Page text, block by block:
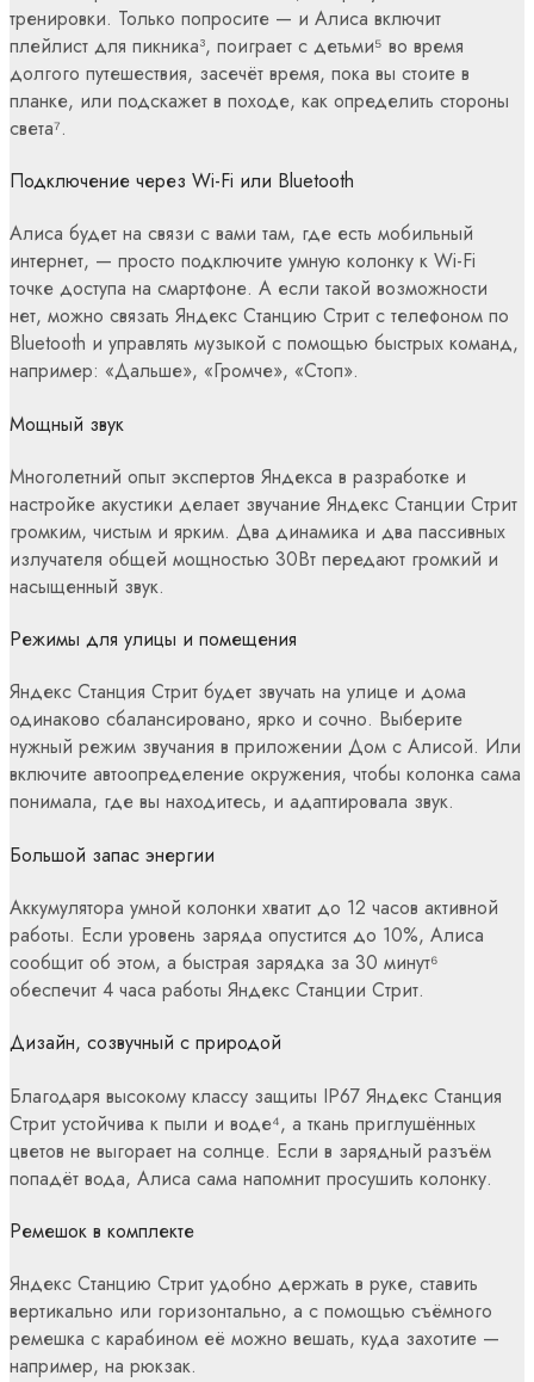
тренировки. Только попросите — и Алиса включит
плейлист для пикника³, поиграет с детьми⁵ во время
долгого путешествия, засечёт время, пока вы стоите в
планке, или подскажет в походе, как определить стороны
света⁷.
Подключение через Wi-Fi или Bluetooth
Алиса будет на связи с вами там, где есть мобильный
интернет, — просто подключите умную колонку к Wi-Fi
точке доступа на смартфоне. А если такой возможности
нет, можно связать Яндекс Станцию Стрит с телефоном по
Bluetooth и управлять музыкой с помощью быстрых команд,
например: «Дальше», «Громче», «Стоп».
Мощный звук
Многолетний опыт экспертов Яндекса в разработке и
настройке акустики делает звучание Яндекс Станции Стрит
громким, чистым и ярким. Два динамика и два пассивных
излучателя общей мощностью 30Вт передают громкий и
насыщенный звук.
Режимы для улицы и помещения
Яндекс Станция Стрит будет звучать на улице и дома
одинаково сбалансировано, ярко и сочно. Выберите
нужный режим звучания в приложении Дом с Алисой. Или
включите автоопределение окружения, чтобы колонка сама
понимала, где вы находитесь, и адаптировала звук.
Большой запас энергии
Аккумулятора умной колонки хватит до 12 часов активной
работы. Если уровень заряда опустится до 10%, Алиса
сообщит об этом, а быстрая зарядка за 30 минут⁶
обеспечит 4 часа работы Яндекс Станции Стрит.
Дизайн, созвучный с природой
Благодаря высокому классу защиты IP67 Яндекс Станция
Стрит устойчива к пыли и воде⁴, а ткань приглушённых
цветов не выгорает на солнце. Если в зарядный разъём
попадёт вода, Алиса сама напомнит просушить колонку.
Ремешок в комплекте
Яндекс Станцию Стрит удобно держать в руке, ставить
вертикально или горизонтально, а с помощью съёмного
ремешка с карабином её можно вешать, куда захотите —
например, на рюкзак.